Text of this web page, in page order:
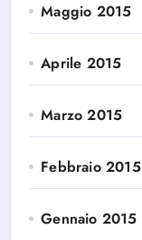
Maggio 2015
Aprile 2015
Marzo 2015
Febbraio 2015
Gennaio 2015